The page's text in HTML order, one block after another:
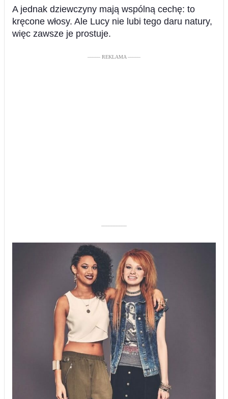
A jednak dziewczyny mają wspólną cechę: to
kręcone włosy. Ale Lucy nie lubi tego daru natury,
więc zawsze je prostuje.
––––– REKLAMA –––––
––––––––––